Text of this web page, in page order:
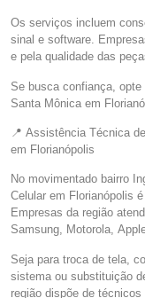
Os serviços incluem
sinal e software.
e pela qualidade das
Se busca confiança,
Santa Mônica em
📍 Assistência Técnica
em Florianópolis
No movimentado bairro
Celular em Florianópolis
Empresas da região
Samsung, Motorola,
Seja para troca de tela,
sistema ou substituição
região dispõe de